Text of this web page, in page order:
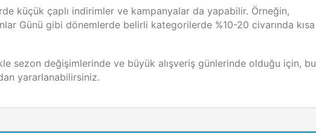
küçük çaplı indirimler ve kampanyalar da yapabilir. Örneğin,
Günü gibi dönemlerde belirli kategorilerde %10-20 civarında kısa
sezon değişimlerinde ve büyük alışveriş günlerinde olduğu için, bu
yararlanabilirsiniz.